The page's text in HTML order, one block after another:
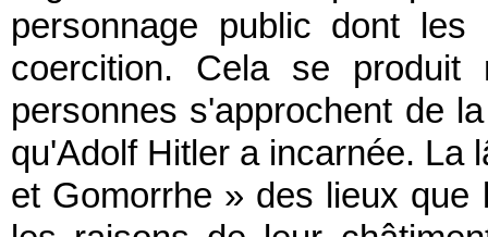
personnage public dont
coercition. Cela se
personnes s'approchent de
qu'Adolf Hitler a incarnée. La
et Gomorrhe » des lieux